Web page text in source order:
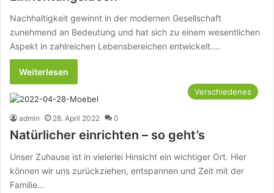
Nachhaltigkeit gewinnt in der modernen Gesellschaft
zunehmend an Bedeutung und hat sich zu einem wesentlichen
Aspekt in zahlreichen Lebensbereichen entwickelt.…
Weiterlesen
Verschiedenes
admin 28. April 2022 0
Natürlicher einrichten – so geht’s
Unser Zuhause ist in vielerlei Hinsicht ein wichtiger Ort. Hier
können wir uns zurückziehen, entspannen und Zeit mit der
Familie…